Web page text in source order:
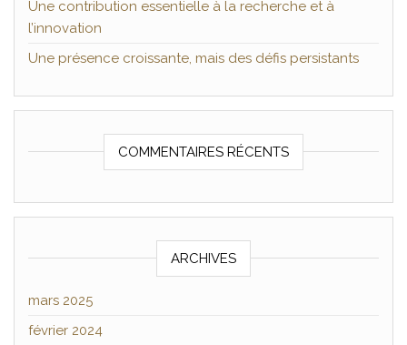
Une contribution essentielle à la recherche et à
l’innovation
Une présence croissante, mais des défis persistants
COMMENTAIRES RÉCENTS
ARCHIVES
mars 2025
février 2024